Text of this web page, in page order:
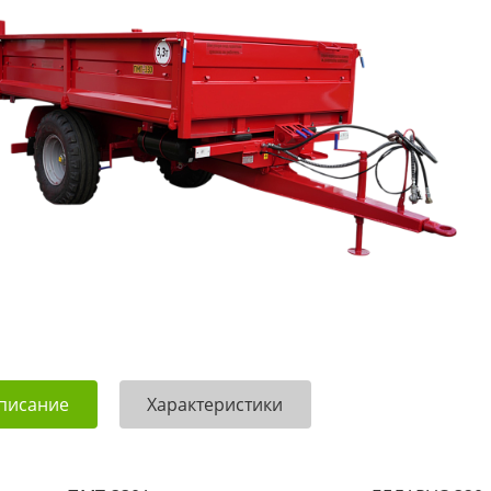
Характеристики